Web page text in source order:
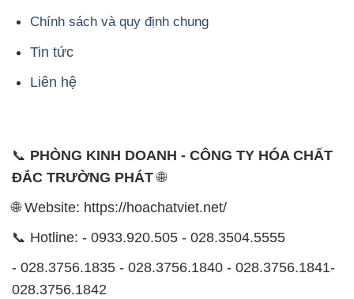
Chính sách và quy định chung
Tin tức
Liên hệ
📞 PHÒNG KINH DOANH - CÔNG TY HÓA CHẤT
ĐẮC TRƯỜNG PHÁT🌐
🌐 Website: https://hoachatviet.net/
📞 Hotline: - 0933.920.505 - 028.3504.5555
- 028.3756.1835 - 028.3756.1840 - 028.3756.1841-
028.3756.1842